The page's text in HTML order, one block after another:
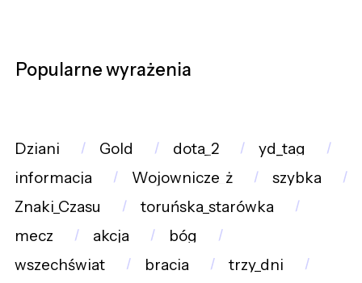
Popularne wyrażenia
Dziani Gold dota_2
yd_tag
informacja
Wojownicze_ż
szybka
Znaki_Czasu
toruńska_starówka
mecz
akcja
bóg
wszechświat
bracia
trzy_dni